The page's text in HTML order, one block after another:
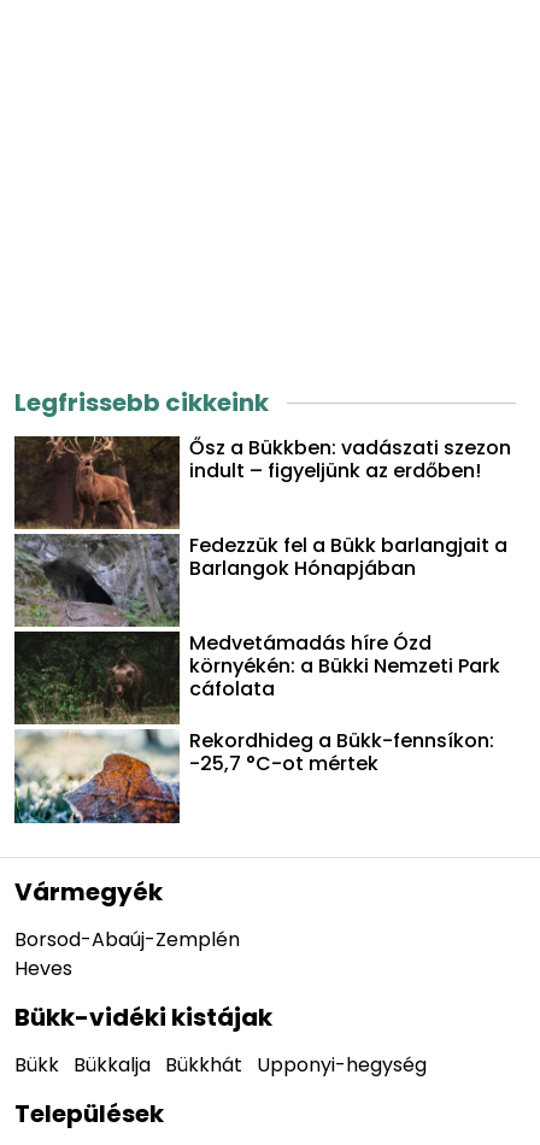
Legfrissebb cikkeink
Ősz a Bükkben: vadászati szezon
indult – figyeljünk az erdőben!
Fedezzük fel a Bükk barlangjait a
Barlangok Hónapjában
Medvetámadás híre Ózd
környékén: a Bükki Nemzeti Park
cáfolata
Rekordhideg a Bükk-fennsíkon:
-25,7 °C-ot mértek
Vármegyék
Borsod-Abaúj-Zemplén
Heves
Bükk-vidéki kistájak
Bükk Bükkalja Bükkhát Upponyi-hegység
Települések